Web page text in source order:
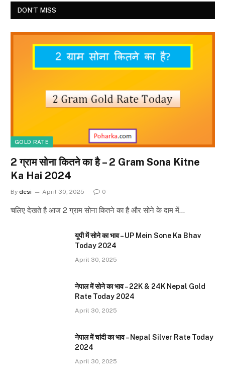
DON'T MISS
GOLD RATE
2 ग्राम सोना कितने का है – 2 Gram Sona Kitne
Ka Hai 2024
By desi April 30, 2025 0
चलिए देखते है आज 2 ग्राम सोना कितने का है और सोने के दाम में…
यूपी में सोने का भाव – UP Mein Sone Ka Bhav
Today 2024
April 30, 2025
नेपाल में सोने का भाव – 22K & 24K Nepal Gold
Rate Today 2024
April 30, 2025
नेपाल में चांदी का भाव – Nepal Silver Rate Today
2024
April 30, 2025